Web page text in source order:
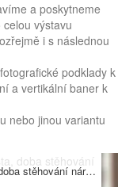
a poskytneme
výstavu
i s následnou
podklady k
a vertikální baner k
nebo jinou variantu
výstava Nevěsty z jiných světů.Dětská nevěsta, doba stěhování národů. Foto D. Martinová.